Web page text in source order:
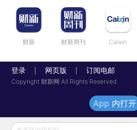
财新 财新周刊 Caixin
登录 网页版 订阅电邮
Copyright 财新网 All Rights Reserved
App 内打开